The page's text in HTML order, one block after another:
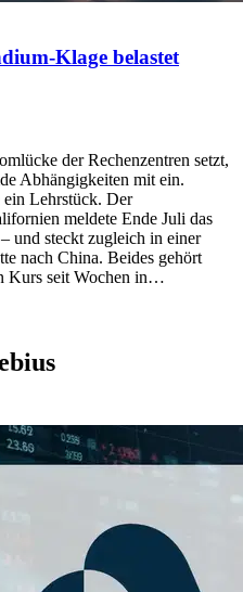
Klage belastet
der Rechenzentren setzt,
Abhängigkeiten mit ein.
Lehrstück. Der
meldete Ende Juli das
und steckt zugleich in einer
nach China. Beides gehört
Kurs seit Wochen in…